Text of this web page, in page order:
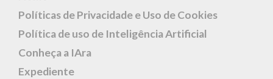
Políticas de Privacidade e Uso de Cookies
Política de uso de Inteligência Artificial
Conheça a IAra
Expediente